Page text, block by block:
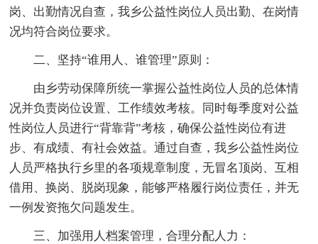
岗、出勤情况自查，我乡公益性岗位人员出勤、在岗情
况均符合岗位要求。
二、坚持“谁用人、谁管理”原则：
由乡劳动保障所统一掌握公益性岗位人员的总体情
况并负责岗位设置、工作绩效考核。同时每季度对公益
性岗位人员进行“背靠背”考核，确保公益性岗位有进
步、有成绩、有社会效益。通过自查，我乡公益性岗位
人员严格执行乡里的各项规章制度，无冒名顶岗、互相
借用、换岗、脱岗现象，能够严格履行岗位责任，并无
一例发资拖欠问题发生。
三、加强用人档案管理，合理分配人力：